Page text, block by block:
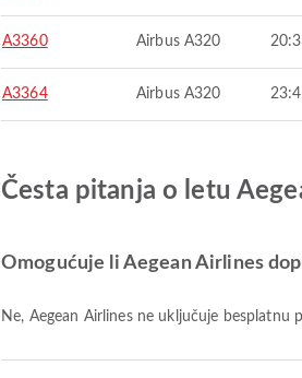
A3360 Airbus A320
A3364 Airbus A320
Česta pitanja o letu
Omogućuje li Aegean Airlines
Ne, Aegean Airlines ne uključuje